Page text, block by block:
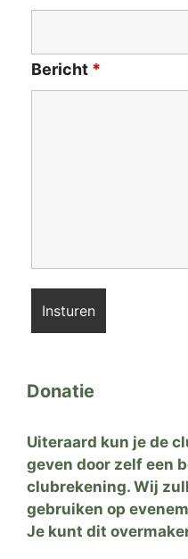
Bericht *
Donatie
Uiteraard kun je de
geven door zelf een
clubrekening. Wij
gebruiken op
Je kunt dit